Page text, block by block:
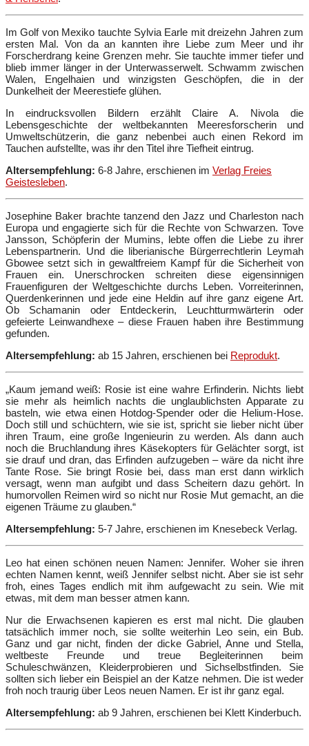
Im Golf von Mexiko tauchte Sylvia Earle mit dreizehn Jahren zum
ersten Mal. Von da an kannten ihre Liebe zum Meer und ihr
Forscherdrang keine Grenzen mehr. Sie tauchte immer tiefer und
blieb immer länger in der Unterwasserwelt. Schwamm zwischen
Walen, Engelhaien und winzigsten Geschöpfen, die in der
Dunkelheit der Meerestiefe glühen.
In eindrucksvollen Bildern erzählt Claire A. Nivola die
Lebensgeschichte der weltbekannten Meeresforscherin und
Umweltschützerin, die ganz nebenbei auch einen Rekord im
Tauchen aufstellte, was ihr den Titel ihre Tiefheit eintrug.
Altersempfehlung: 6-8 Jahre, erschienen im Verlag Freies
Geistesleben.
Josephine Baker brachte tanzend den Jazz und Charleston nach
Europa und engagierte sich für die Rechte von Schwarzen. Tove
Jansson, Schöpferin der Mumins, lebte offen die Liebe zu ihrer
Lebenspartnerin. Und die liberianische Bürgerrechtlerin Leymah
Gbowee setzt sich in gewaltfreiem Kampf für die Sicherheit von
Frauen ein. Unerschrocken schreiten diese eigensinnigen
Frauenfiguren der Weltgeschichte durchs Leben. Vorreiterinnen,
Querdenkerinnen und jede eine Heldin auf ihre ganz eigene Art.
Ob Schamanin oder Entdeckerin, Leuchtturmwärterin oder
gefeierte Leinwandhexe – diese Frauen haben ihre Bestimmung
gefunden.
Altersempfehlung: ab 15 Jahren, erschienen bei Reprodukt.
„Kaum jemand weiß: Rosie ist eine wahre Erfinderin. Nichts liebt
sie mehr als heimlich nachts die unglaublichsten Apparate zu
basteln, wie etwa einen Hotdog-Spender oder die Helium-Hose.
Doch still und schüchtern, wie sie ist, spricht sie lieber nicht über
ihren Traum, eine große Ingenieurin zu werden. Als dann auch
noch die Bruchlandung ihres Käsekopters für Gelächter sorgt, ist
sie drauf und dran, das Erfinden aufzugeben – wäre da nicht ihre
Tante Rose. Sie bringt Rosie bei, dass man erst dann wirklich
versagt, wenn man aufgibt und dass Scheitern dazu gehört. In
humorvollen Reimen wird so nicht nur Rosie Mut gemacht, an die
eigenen Träume zu glauben.“
Altersempfehlung: 5-7 Jahre, erschienen im Knesebeck Verlag.
Leo hat einen schönen neuen Namen: Jennifer. Woher sie ihren
echten Namen kennt, weiß Jennifer selbst nicht. Aber sie ist sehr
froh, eines Tages endlich mit ihm aufgewacht zu sein. Wie mit
etwas, mit dem man besser atmen kann.
Nur die Erwachsenen kapieren es erst mal nicht. Die glauben
tatsächlich immer noch, sie sollte weiterhin Leo sein, ein Bub.
Ganz und gar nicht, finden der dicke Gabriel, Anne und Stella,
weltbeste Freunde und treue Begleiterinnen beim
Schuleschwänzen, Kleiderprobieren und Sichselbstfinden. Sie
sollten sich lieber ein Beispiel an der Katze nehmen. Die ist weder
froh noch traurig über Leos neuen Namen. Er ist ihr ganz egal.
Altersempfehlung: ab 9 Jahren, erschienen bei Klett Kinderbuch.